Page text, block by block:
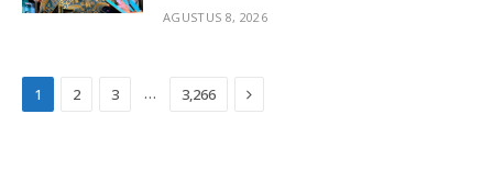
AGUSTUS 8, 2026
1 2 3 … 3,266 Next